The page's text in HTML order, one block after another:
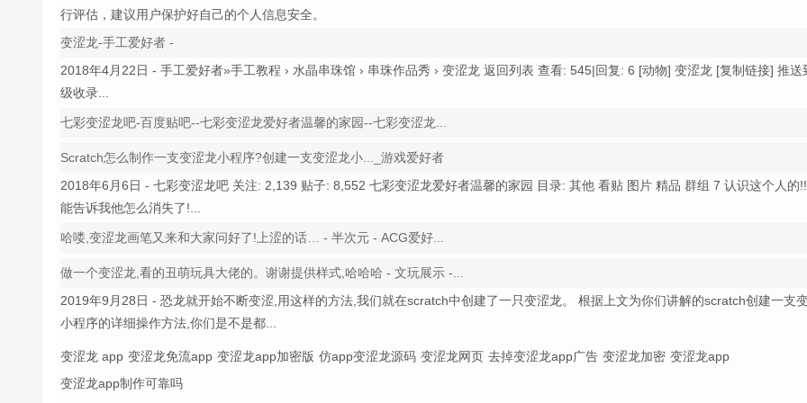
行评估，建议用户保护好自己的个人信息安全。
变涩龙-手工爱好者 -
2018年4月22日 - 手工爱好者»手工教程 › 水晶串珠馆 › 串珠作品秀 › 变涩龙 返回列表 查看: 545|回复: 6 [动物] 变涩龙 [复制链接] 推送
级收录...
七彩变涩龙吧-百度贴吧--七彩变涩龙爱好者温馨的家园--七彩变涩龙...
Scratch怎么制作一支变涩龙小程序?创建一支变涩龙小..._游戏爱好者
2018年6月6日 - 七彩变涩龙吧 关注: 2,139 贴子: 8,552 七彩变涩龙爱好者温馨的家园 目录: 其他 看贴 图片 精品 群组 7 认识这个人的
能告诉我他怎么消失了!...
哈喽,变涩龙画笔又来和大家问好了!上涩的话… - 半次元 - ACG爱好...
做一个变涩龙,看的丑萌玩具大佬的。谢谢提供样式,哈哈哈 - 文玩展示 -...
2019年9月28日 - 恐龙就开始不断变涩,用这样的方法,我们就在scratch中创建了一只变涩龙。 根据上文为你们讲解的scratch创建一支
小程序的详细操作方法,你们是不是都...
变涩龙 app 变涩龙免流app 变涩龙app加密版 仿app变涩龙源码 变涩龙网页 去掉变涩龙app广告 变涩龙加密 变涩龙app
变涩龙app制作可靠吗